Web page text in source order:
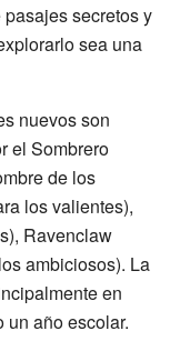
secretos y
sea una
nuevos son
el Sombrero
de los
los valientes),
Ravenclaw
ambiciosos). La
en
un año escolar.